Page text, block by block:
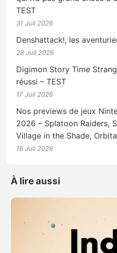
TEST
31 Juil 2026
Denshattack!, les
28 Juil 2026
Digimon Story Time
réussi – TEST
17 Juil 2026
Nos previews de jeux
2026 – Splatoon Raiders,
Village in the Shade,
16 Juil 2026
À lire aussi